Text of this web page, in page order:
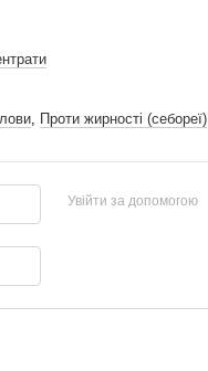
, Проти жирності (себореї)
Увійти за допомогою